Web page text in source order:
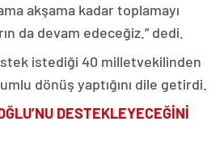
akşama kadar toplamayı
da devam edeceğiz.” dedi.
istediği 40 milletvekilinden
dönüş yaptığını dile getirdi.
DESTEKLEYECEĞİNİ